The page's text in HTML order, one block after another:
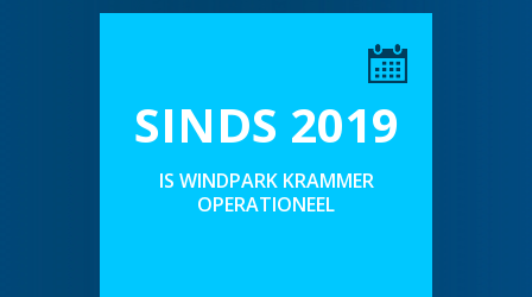
SINDS 2019
IS WINDPARK KRAMMER
OPERATIONEEL